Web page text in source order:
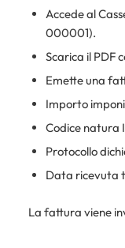
Accede al
000001).
Scarica il PDF
Emette una
Importo
Codice natura
Protocollo
Data ricevuta
La fattura viene